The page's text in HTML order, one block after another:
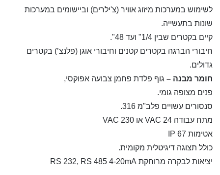
לשימוש במערכות מיזוג אוויר (צ'ילרים) וביישומים במערכות
שונות בתעשייה.
קיים בקטרים שבין 1/4" ועד 48".
חיבורי הברגה בקטרים קטנים וחיבורי אוגן (פלנצ’) בקטרים
גדולים.
חומר מבנה – גוף פלדת פחמן צבועה אפוקסי,
פנים מצופה גומי.
סנסורים עשויים פלב"מ 316.
מתח עבודה 24 VAC או 230 VAC
אטימות IP 67
כולל תצוגה דיגיטלית מקומית.
יציאות לבקרה מרוחקת RS 232, RS 485 4-20mA